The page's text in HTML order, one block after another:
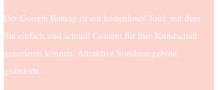
Der Google Beitrag ist ein kostenloses Tool, mit dem
Sie einfach und schnell Content für Ihre Kundschaft
generieren können. Attraktive Sonderangebote,
geänderte …